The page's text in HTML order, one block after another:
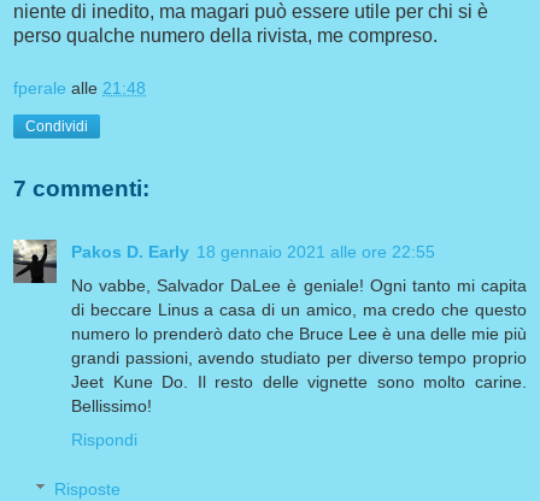
niente di inedito, ma magari può essere utile per chi si è
perso qualche numero della rivista, me compreso.
fperale alle 21:48
Condividi
7 commenti:
Pakos D. Early 18 gennaio 2021 alle ore 22:55
No vabbe, Salvador DaLee è geniale! Ogni tanto mi capita
di beccare Linus a casa di un amico, ma credo che questo
numero lo prenderò dato che Bruce Lee è una delle mie più
grandi passioni, avendo studiato per diverso tempo proprio
Jeet Kune Do. Il resto delle vignette sono molto carine.
Bellissimo!
Rispondi
Risposte